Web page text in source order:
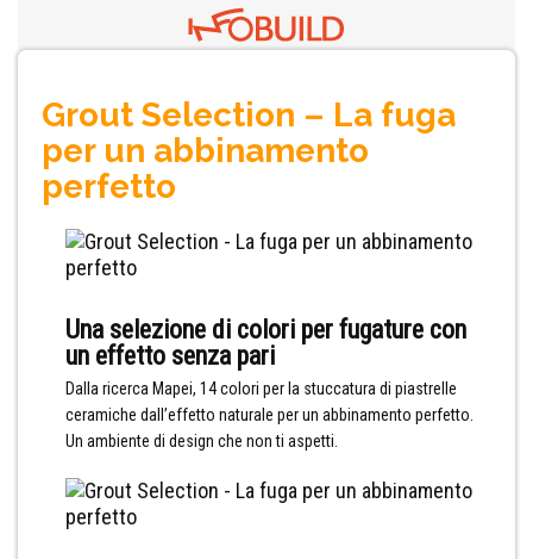
Grout Selection – La fuga
per un abbinamento
perfetto
Una selezione di colori per fugature con
un effetto senza pari
Dalla ricerca Mapei, 14 colori per la stuccatura di piastrelle
ceramiche dall’effetto naturale per un abbinamento perfetto.
Un ambiente di design che non ti aspetti.